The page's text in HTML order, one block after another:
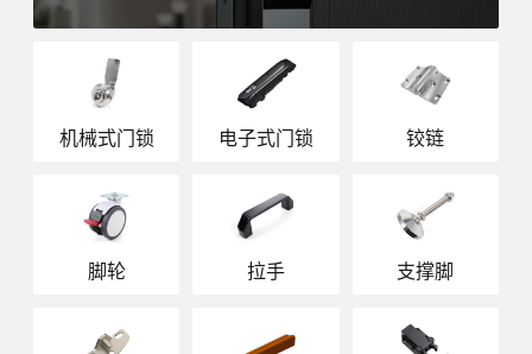
机械式门锁 电子式门锁 铰链
脚轮 拉手 支撑脚